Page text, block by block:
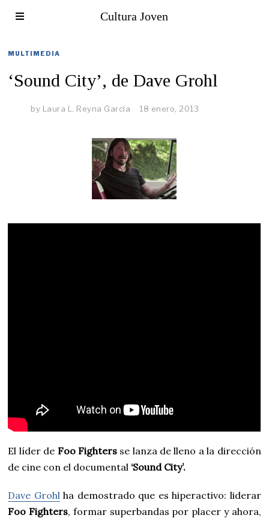
Cultura Joven
MULTIMEDIA
‘Sound City’, de Dave Grohl
by Laura L. Reyna García 18 enero, 2013
El líder de Foo Fightersse lanza de lleno a la dirección
de cine con el documental ‘Sound City’.
Dave Grohlha demostrado que es hiperactivo: liderar
Foo Fighters, formar superbandas por placer y ahora,